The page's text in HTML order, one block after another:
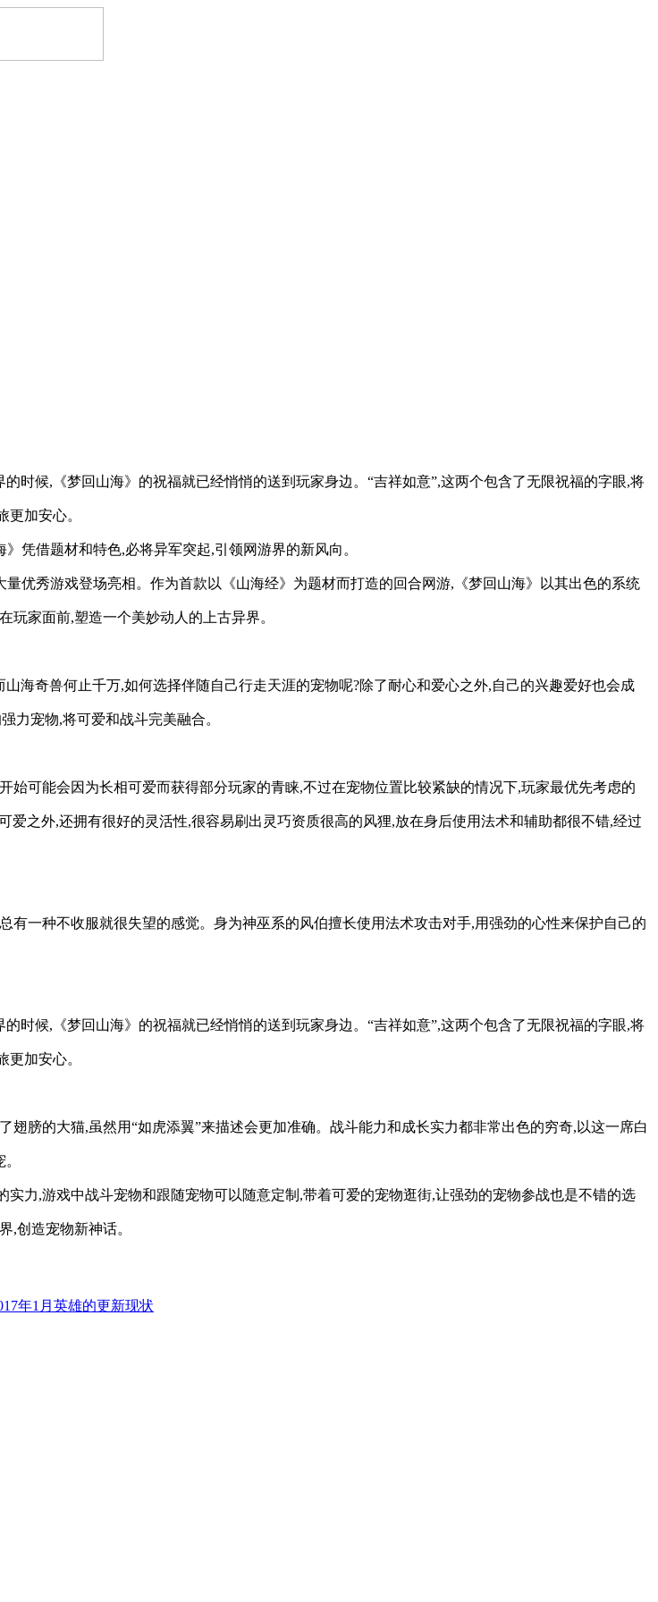
时候,《梦回山海》的祝福就已经悄悄的送到玩家身边。“吉祥如意”,这两个包含了无限祝福的字眼,将
加安心。
凭借题材和特色,必将异军突起,引领网游界的新风向。
优秀游戏登场亮相。作为首款以《山海经》为题材而打造的回合网游,《梦回山海》以其出色的系统
家面前,塑造一个美妙动人的上古异界。
海奇兽何止千万,如何选择伴随自己行走天涯的宠物呢?除了耐心和爱心之外,自己的兴趣爱好也会成
力宠物,将可爱和战斗完美融合。
可能会因为长相可爱而获得部分玩家的青睐,不过在宠物位置比较紧缺的情况下,玩家最优先考虑的
之外,还拥有很好的灵活性,很容易刷出灵巧资质很高的风狸,放在身后使用法术和辅助都很不错,经过
有一种不收服就很失望的感觉。身为神巫系的风伯擅长使用法术攻击对手,用强劲的心性来保护自己的
时候,《梦回山海》的祝福就已经悄悄的送到玩家身边。“吉祥如意”,这两个包含了无限祝福的字眼,将
加安心。
膀的大猫,虽然用“如虎添翼”来描述会更加准确。战斗能力和成长实力都非常出色的穷奇,以这一席白
力,游戏中战斗宠物和跟随宠物可以随意定制,带着可爱的宠物逛街,让强劲的宠物参战也是不错的选
,创造宠物新神话。
年1月英雄的更新现状